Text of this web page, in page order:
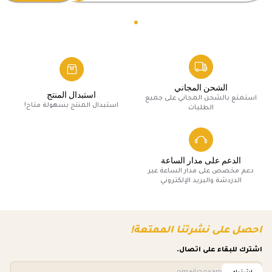
الشحن المجاني
استمتع بالشحن المجاني على جميع
الطلبات
استبدال المنتج
استبدال المنتج بسهولة متاح!
الدعم على مدار الساعة
دعم مخصص على مدار الساعة عبر
الدردشة والبريد الإلكتروني
احصل على نشرتنا الممتعة!
اشترك للبقاء على اتصال.